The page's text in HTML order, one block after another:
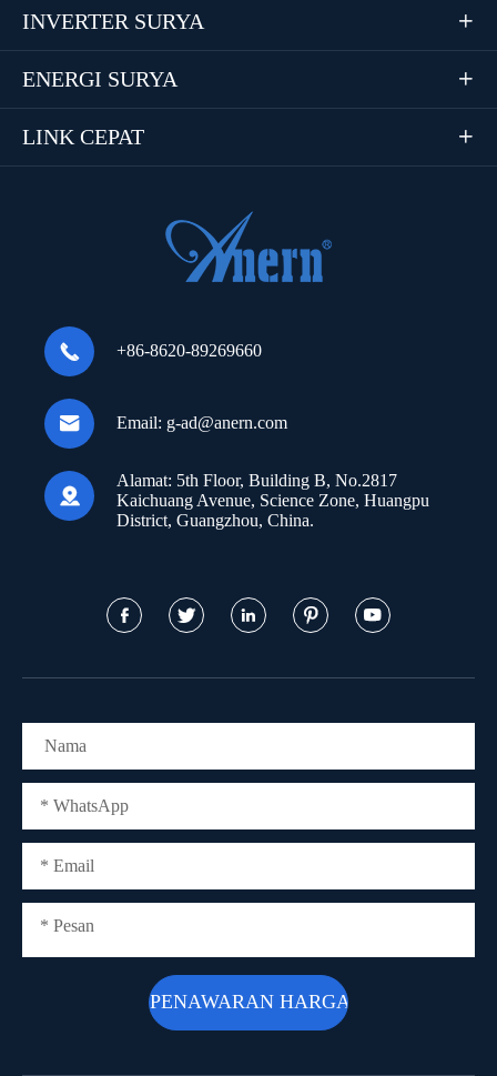
INVERTER SURYA 
ENERGI SURYA 
LINK CEPAT 
 +86-8620-89269660
 Email: g-ad@anern.com

Alamat: 5th Floor, Building B, No.2817
Kaichuang Avenue, Science Zone, Huangpu
District, Guangzhou, China.
    